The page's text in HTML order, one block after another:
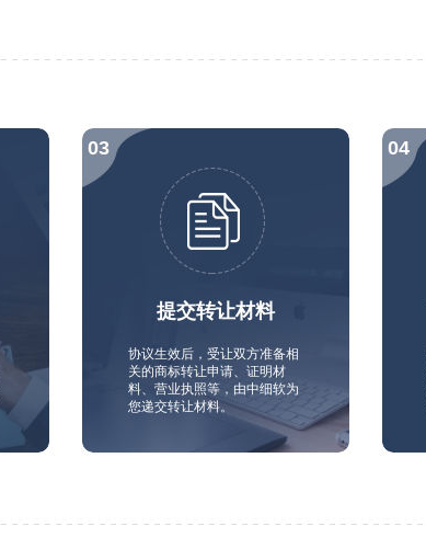
提交转让材料
协议生效后，受让双方准备相
关的商标转让申请、证明材
料、营业执照等，由中细软为
您递交转让材料。